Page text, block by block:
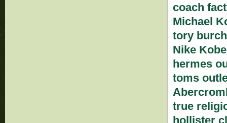
coach
Michael
tory
Nike
hermes
toms
true
hollister